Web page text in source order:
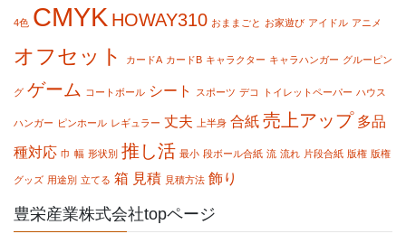
4色 CMYK HOWAY310 おままごと お家遊び アイドル アニメ
オフセット カードA カードB キャラクター キャラハンガー グルーピン
グ ゲーム コートボール シート スポーツ デコ トイレットペーパー ハウス
ハンガー ピンホール レギュラー 丈夫 上半身 合紙 売上アップ 多品
種対応 巾 幅 形状別 推し活 最小 段ボール合紙 流 流れ 片段合紙 版権 版権
グッズ 用途別 立てる 箱 見積 見積方法 飾り
豊栄産業株式会社topページ